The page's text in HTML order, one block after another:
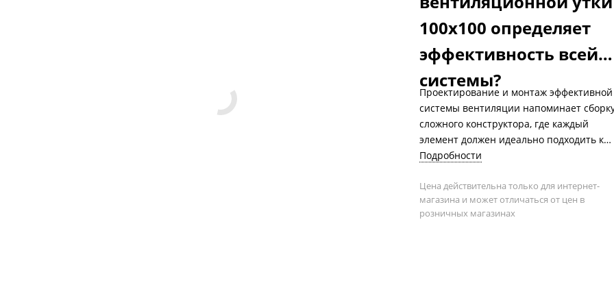
100х100 определяет
эффективность всей
системы?
Проектирование и монтаж эффективной
системы вентиляции напоминает
сложного конструктора, где каждый
элемент должен идеально подходить к
другому. Казалось бы, такие детали,
второстепенную роль на фоне мощных
вентиляторов или сложных
установок. Однако именно от этих, на
Подробности
Цена действительна только для интернет-
магазина и может отличаться от цен в
розничных магазинах